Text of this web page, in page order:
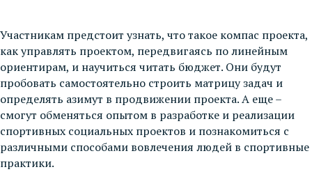
Участникам предстоит узнать, что такое компас проекта,
как управлять проектом, передвигаясь по линейным
ориентирам, и научиться читать бюджет. Они будут
пробовать самостоятельно строить матрицу задач и
определять азимут в продвижении проекта. А еще –
смогут обменяться опытом в разработке и реализации
спортивных социальных проектов и познакомиться с
различными способами вовлечения людей в спортивные
практики.